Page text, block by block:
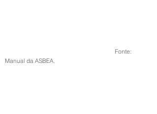
Fonte:
Manual da ASBEA.